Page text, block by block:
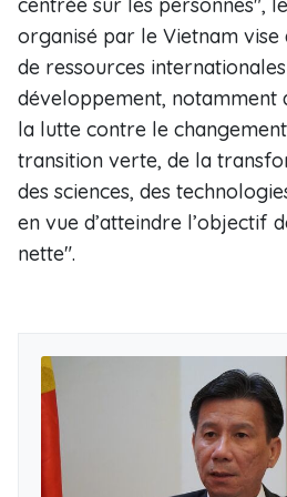
organisé par le Vietnam
de ressources
développement, notamment
la lutte contre le
transition verte, de la
des sciences, des
en vue d’atteindre l’objectif
nette".